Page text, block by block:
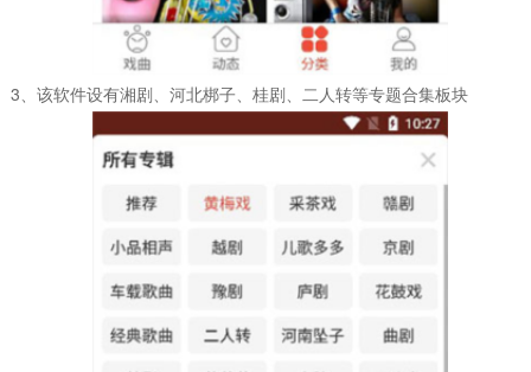
3、该软件设有湘剧、河北梆子、桂剧、二人转等专题合集板块